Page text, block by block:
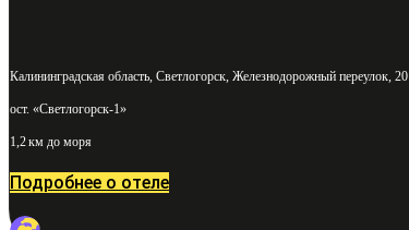
Калининградская область, Светлогорск, Железнодорожный переулок, 20
ост. «Светлогорск-1»
1,2 км до моря
Подробнее о отеле